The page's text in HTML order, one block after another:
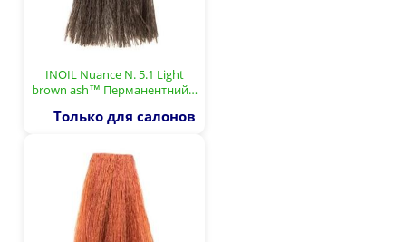
INOIL Nuance N. 5.1 Light
brown ash™ Перманентний…
Только для салонов